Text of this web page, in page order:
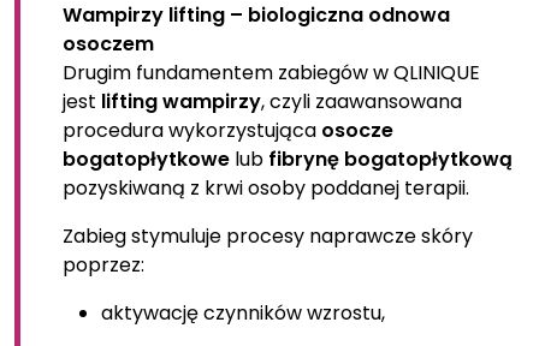
Wampirzy lifting – biologiczna odnowa
osoczem
Drugim fundamentem zabiegów w QLINIQUE
jest lifting wampirzy, czyli zaawansowana
procedura wykorzystująca osocze
bogatopłytkowe lub fibrynę bogatopłytkową
pozyskiwaną z krwi osoby poddanej terapii.
Zabieg stymuluje procesy naprawcze skóry
poprzez:
aktywację czynników wzrostu,